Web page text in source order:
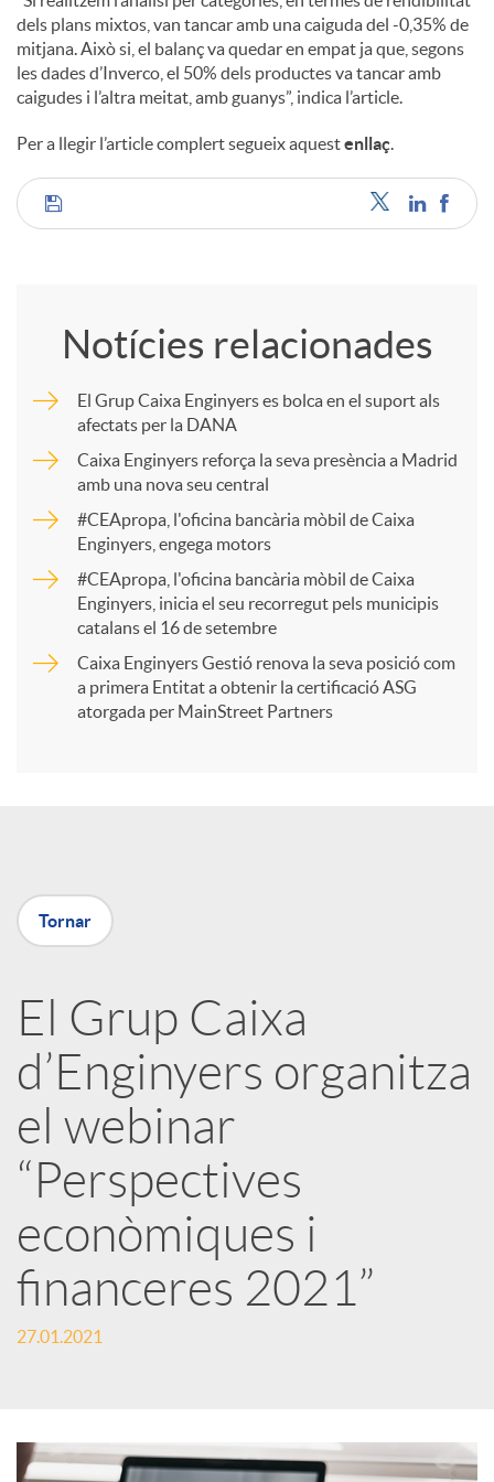
dels plans mixtos, van tancar amb una caiguda del -0,35% de
mitjana. Això si, el balanç va quedar en empat ja que, segons
les dades d’Inverco, el 50% dels productes va tancar amb
caigudes i l’altra meitat, amb guanys”, indica l’article.
Per a llegir l’article complert segueix aquestenllaç.
C
p
a
r
t
X
a
r
x
e
s
o
Notícies relacionades
El Grup Caixa Enginyers es bolca en el suport als
afectats per la DANA
Caixa Enginyers reforça la seva presència a Madrid
amb una nova seu central
#CEApropa, l'oficina bancària mòbil de Caixa
Enginyers, engega motors
#CEApropa, l'oficina bancària mòbil de Caixa
Enginyers, inicia el seu recorregut pels municipis
catalans el 16 de setembre
Caixa Enginyers Gestió renova la seva posició com
a primera Entitat a obtenir la certificació ASG
atorgada per MainStreet Partners
Tornar
El Grup Caixa
d’Enginyers organitza
el webinar
“Perspectives
econòmiques i
financeres 2021”
27.01.2021